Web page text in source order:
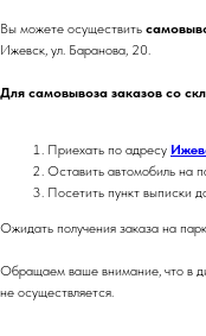
Вы можете осуществить
Ижевск, ул. Баранова, 20.
Для самовывоза заказов со
Приехать по адресу
Оставить автомобиль на
Посетить пункт выписки
Ожидать получения заказа на
Обращаем ваше внимание, что в
не осуществляется.